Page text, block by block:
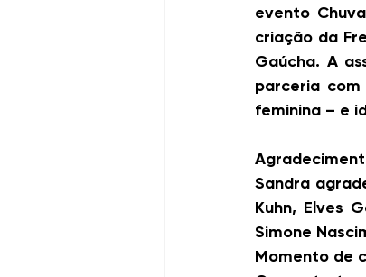
evento
criação da
Gaúcha. A
parceria com
feminina – e
Sandra
Kuhn, Elves
Simone
Momento de